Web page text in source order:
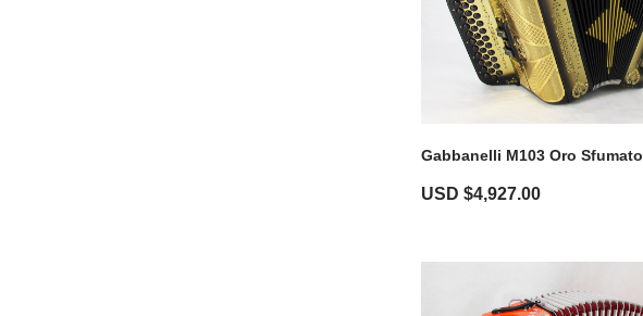
Gabbanelli M103 Oro Sfumato
USD $4,927.00